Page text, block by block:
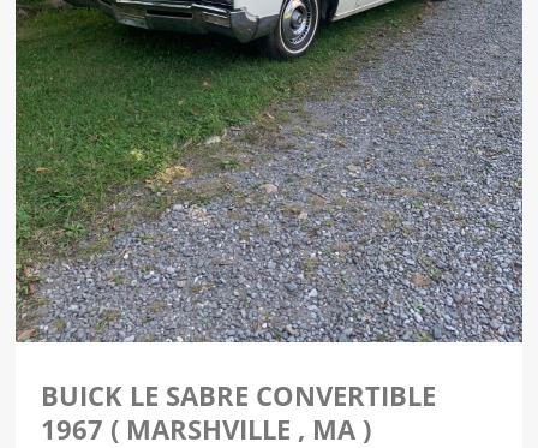
BUICK LE SABRE CONVERTIBLE
1967 ( MARSHVILLE , MA )